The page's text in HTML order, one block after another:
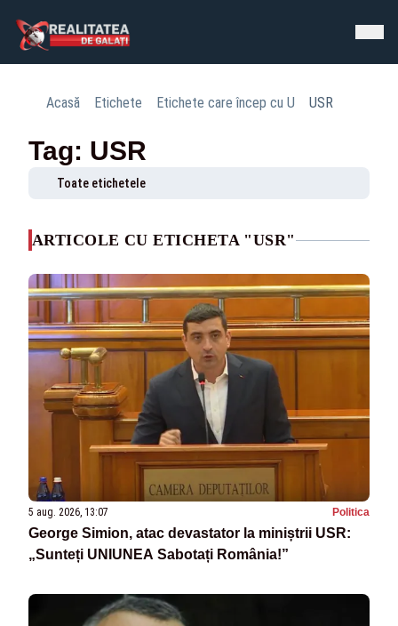
Acasă Etichete Etichete care încep cu U USR
Tag: USR
Toate etichetele
ARTICOLE CU ETICHETA "USR"
5 aug. 2026, 13:07 Politica
George Simion, atac devastator la miniștrii USR:
„Sunteți UNIUNEA Sabotați România!”